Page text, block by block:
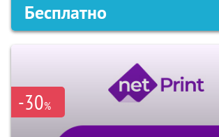
Бесплатно
-30%